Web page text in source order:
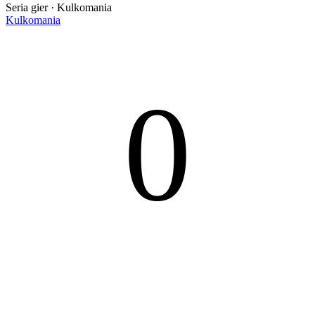
Seria gier · Kulkomania
Kulkomania
0